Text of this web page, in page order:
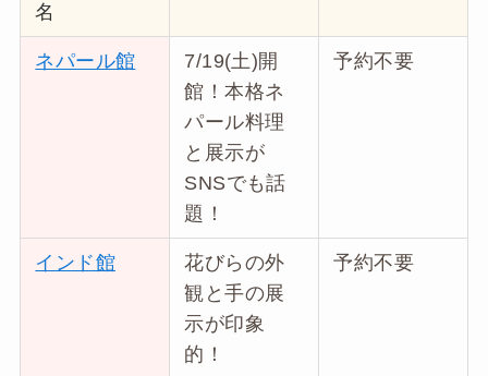
名
ネパール館
7/19(土)開
館！本格ネ
パール料理
と展示が
SNSでも話
題！
予約不要
インド館
花びらの外
観と手の展
示が印象
的！
予約不要